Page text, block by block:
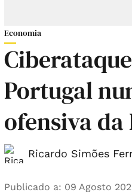
Economia
Portugal
ofensiva
Ricardo Simões
Publicado a: 09 Agosto